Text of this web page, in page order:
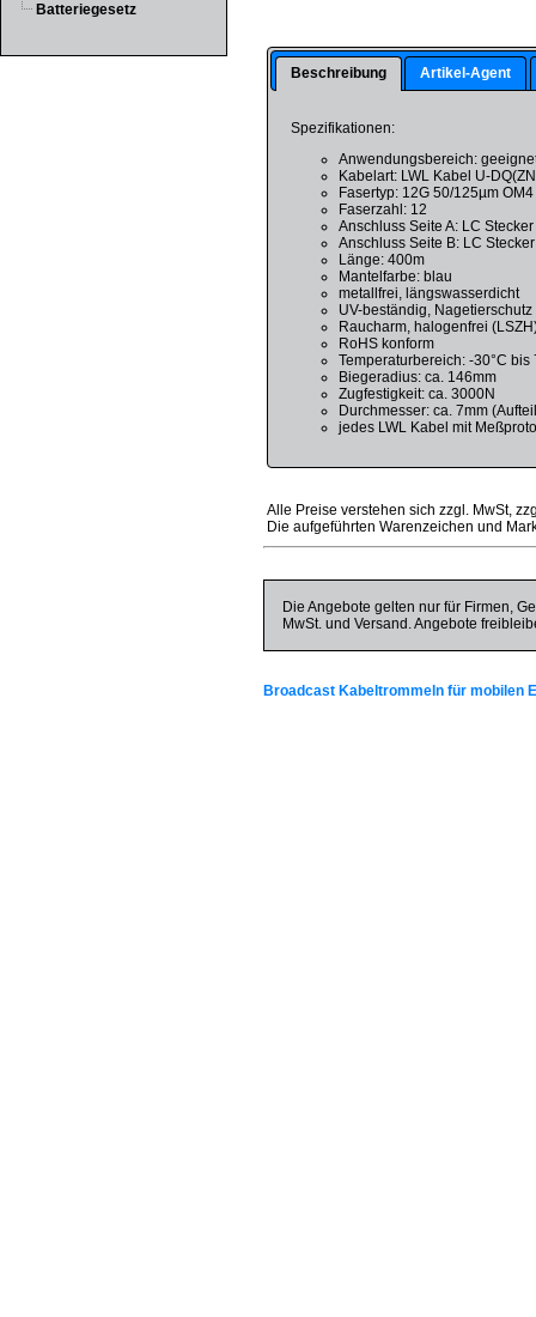
Batteriegesetz
Beschreibung Artikel-Agent
Spezifikationen:
Anwendungsbereich:
Kabelart: LWL Kabel U-
Fasertyp: 12G 50/125µm OM4
Faserzahl: 12
Anschluss Seite A: LC
Anschluss Seite B: LC
Länge: 400m
Mantelfarbe: blau
metallfrei, längswasserdicht
UV-beständig, Nagetierschutz
Raucharm, halogenfrei
RoHS konform
Temperaturbereich: -30°C bis
Biegeradius: ca. 146mm
Zugfestigkeit: ca. 3000N
Durchmesser: ca. 7mm
jedes LWL Kabel mit
Alle Preise verstehen sich zzgl. MwSt,
Die aufgeführten Warenzeichen und
Die Angebote gelten nur für Firmen,
MwSt. und Versand. Angebote
Broadcast Kabeltrommeln für mobilen